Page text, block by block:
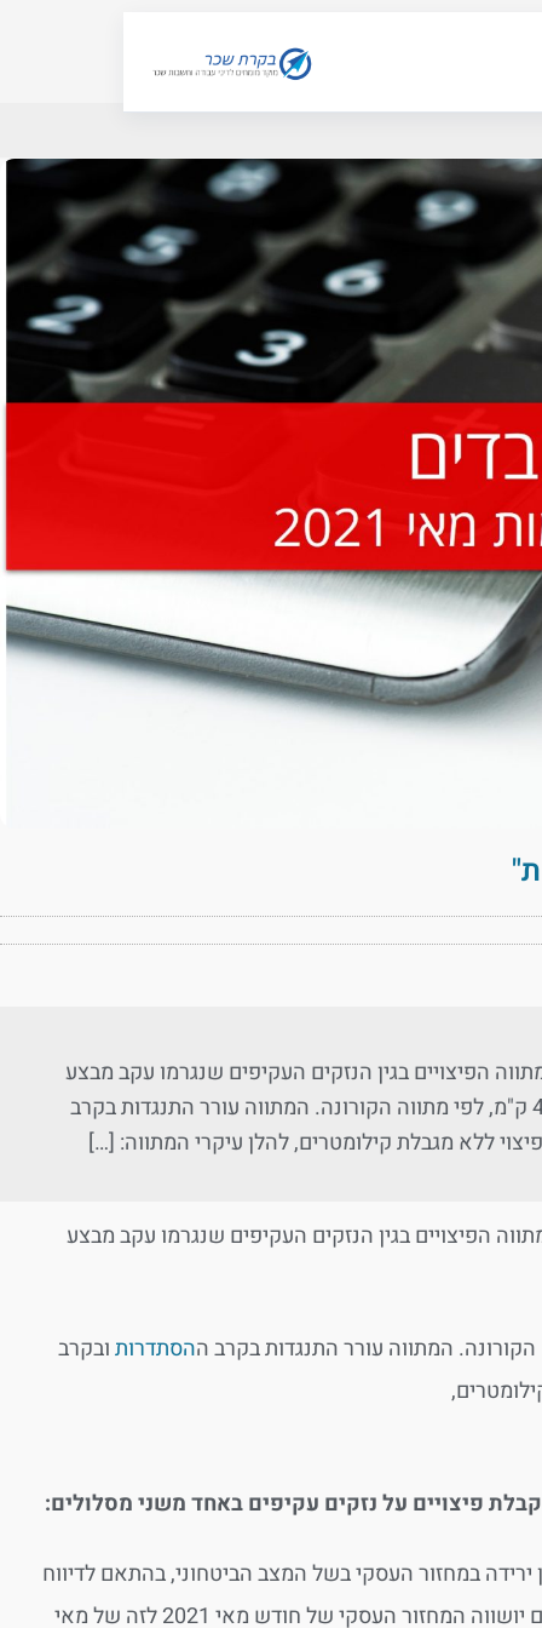
הפיצויים בגין הנזקים העקיפים שנגרמו עקב מבצע
"שומר החומות". הפיצויים, עד 40 קילומטר לפי מתווה צוק איתן ובין 40-80 ק"מ, לפי מתווה הקורונה. המתווה עורר התנגדות בקרב
ללא מגבלת קילומטרים, להלן עיקרי המתווה: […]
הפיצויים בגין הנזקים העקיפים שנגרמו עקב מבצע
הסתדרותובקרב
במחזור העסקי בשל המצב הביטחוני, בהתאם לדיווח
השוטף של העוסק למע"מ (חד-חודשי או דו-חודשי). במסלול מחזורים יושווה המחזור העסקי של חודש מאי 2021 לזה של מאי